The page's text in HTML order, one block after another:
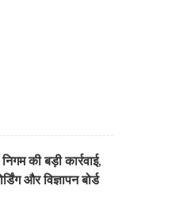
की बड़ी कार्रवाई,
और विज्ञापन बोर्ड